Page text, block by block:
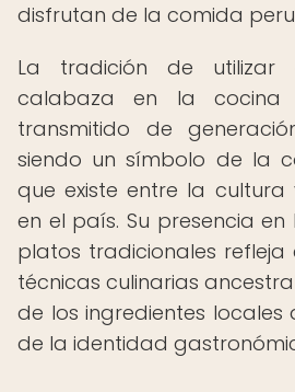
disfrutan de la comida
La tradición de utilizar
calabaza en la cocina
transmitido de
siendo un símbolo de la
que existe entre la
en el país. Su presencia
platos tradicionales
técnicas culinarias
de los ingredientes
de la identidad